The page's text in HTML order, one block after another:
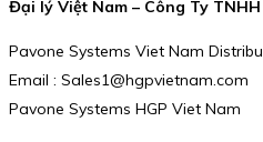
Đại lý Việt Nam – Công Ty
Pavone Systems Viet Nam
Email : Sales1@hgpvietnam.com
Pavone Systems HGP Viet Nam